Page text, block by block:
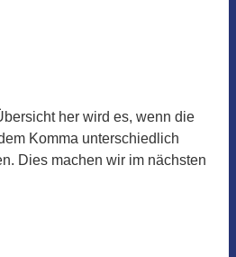
her wird es, wenn die
Komma unterschiedlich
Dies machen wir im nächsten